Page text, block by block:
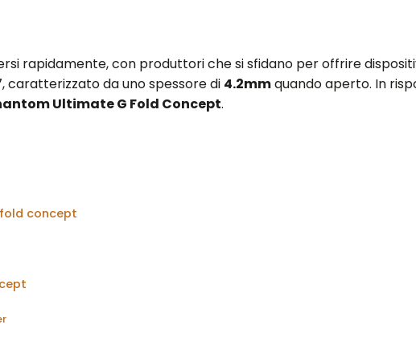
rapidamente, con produttori che si sfidano per offrire
caratterizzato da uno spessore di 4.2mmquando aperto. In
Ultimate G Fold Concept.
concept